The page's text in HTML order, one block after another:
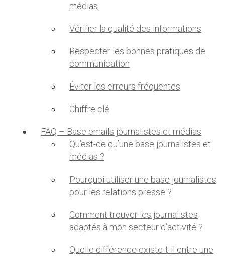
médias
Vérifier la qualité des informations
Respecter les bonnes pratiques de
communication
Éviter les erreurs fréquentes
Chiffre clé
FAQ – Base emails journalistes et médias
Qu’est-ce qu’une base journalistes et
médias ?
Pourquoi utiliser une base journalistes
pour les relations presse ?
Comment trouver les journalistes
adaptés à mon secteur d’activité ?
Quelle différence existe-t-il entre une